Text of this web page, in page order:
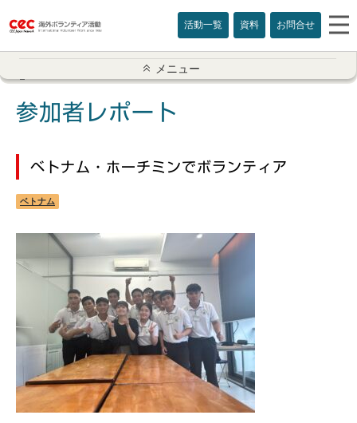
活動一覧 資料 お問合せ
参加者レポート一覧
アメリカ
カナダ
カンボジア
スリランカ
セブ
メニュー
参加者レポート
ベトナム・ホーチミンでボランティア
ベトナム